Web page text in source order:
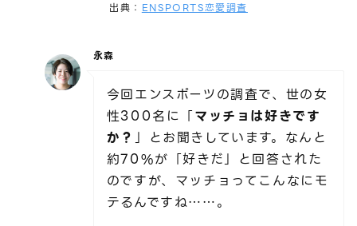
出典： ENSPORTS恋愛調査
永森
今回エンスポーツの調査で、世の女
性300名に「マッチョは好きです
か？ 」とお聞きしています。なんと
約70%が「好きだ」と回答された
のですが、マッチョってこんなにモ
テるんですね……。